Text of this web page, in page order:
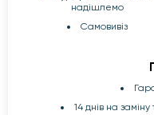
надішлемо
Самовивіз
14 днів на